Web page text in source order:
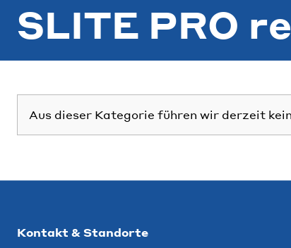
SLITE PRO
Aus dieser Kategorie führen wir derzeit
Kontakt & Standorte